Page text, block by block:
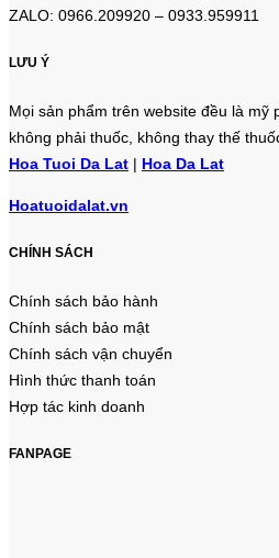
ZALO: 0966.209920 – 0933.959911
LƯU Ý
Mọi sản phẩm trên website đều là mỹ
không phải thuốc, không thay thế
Hoa Tuoi Da Lat | Hoa Da Lat
Hoatuoidalat.vn
CHÍNH SÁCH
Chính sách bảo hành
Chính sách bảo mật
Chính sách vận chuyển
Hình thức thanh toán
Hợp tác kinh doanh
FANPAGE